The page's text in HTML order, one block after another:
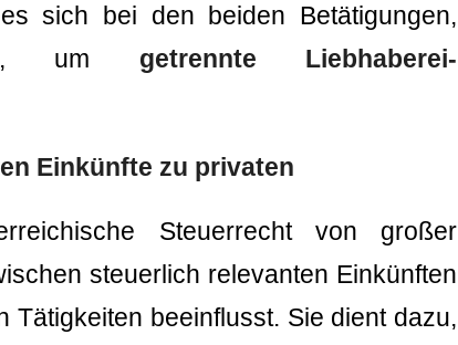
sich bei den beiden Betätigungen,
um getrennte Liebhaberei-
Einkünfte zu privaten
Steuerrecht von großer
steuerlich relevanten Einkünften
beeinflusst. Sie dient dazu,